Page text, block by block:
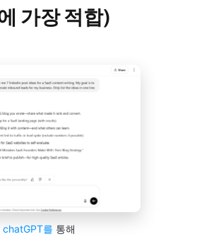
가장 적합)
chatGPT를 통해